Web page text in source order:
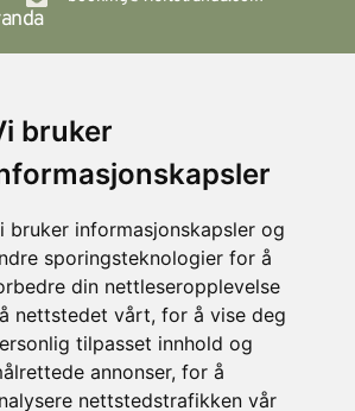
bruker
bruker informasjonskapsler og
sporingsteknologier for å
din nettleseropplevelse
nettstedet vårt, for å vise deg
tilpasset innhold og
annonser, for å
nettstedstrafikken vår
Locations
Fjellsætra
Stranda
Strandafjellet
Stranda
Horn Media